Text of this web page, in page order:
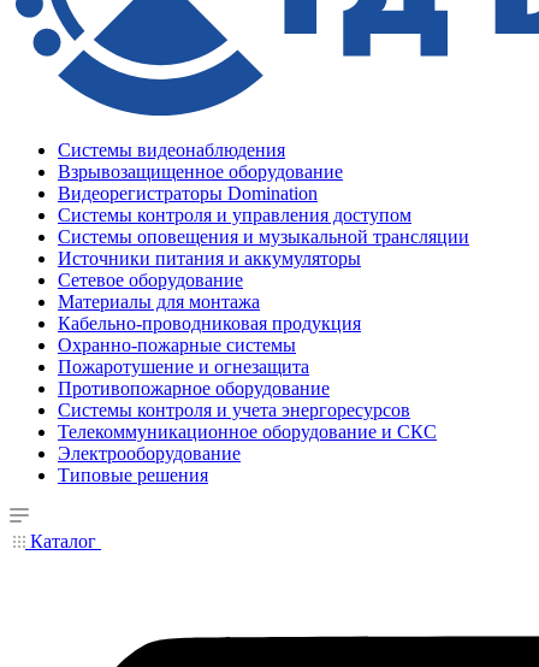
Системы видеонаблюдения
Взрывозащищенное оборудование
Видеорегистраторы Domination
Системы контроля и управления доступом
Системы оповещения и музыкальной трансляции
Источники питания и аккумуляторы
Сетевое оборудование
Материалы для монтажа
Кабельно-проводниковая продукция
Охранно-пожарные системы
Пожаротушение и огнезащита
Противопожарное оборудование
Системы контроля и учета энергоресурсов
Телекоммуникационное оборудование и СКС
Электрооборудование
Типовые решения
Каталог